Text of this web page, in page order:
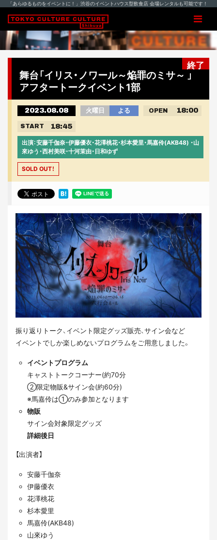
「あらゆるものをイベントに！」渋谷のイベントハウス型飲食店 会場レンタルも可能です！
終了
舞台「イリス・ノワール～焔罪のミサ～ 」
アフタートークイベント1部
2023.08.08 火曜日 よる OPEN 18:00
START 18:45
出演：安藤千伽奈・伊藤優衣・花澤桃花・杉本愛里・馬嘉伶(AKB48) ・山
來ゆう・西村美咲・十河茉由・日和ゆず
SOLD OUT！
振り返りトーク、イベント限定グッズ販売、サイン会など
イベントでしか楽しめないプログラムをご用意しました。
イベントプログラム
キャストトークコーナー(約70分
②限定物販&サイン会(約60分)
※馬嘉伶は①のみ参加となります
物販
サイン会対象限定グッズ
詳細後日
【出演者】
安藤千伽奈
伊藤優衣
花澤桃花
杉本愛里
馬嘉伶(AKB48)
山來ゆう